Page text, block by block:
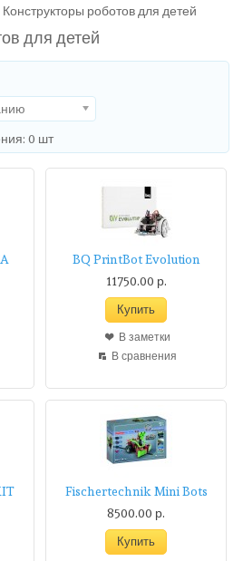
Конструкторы роботов для детей
для детей
0 шт
BQ PrintBot Evolution
11750.00 р.
В заметки
В сравнения
Fischertechnik Mini Bots
8500.00 р.